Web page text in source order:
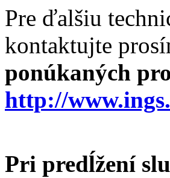
Pre ďalšiu
kontaktujte
ponúkaných
http://
Pri predĺžení